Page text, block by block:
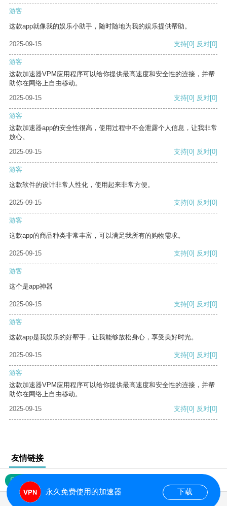
游客
这款app就像我的娱乐小助手，随时随地为我的娱乐提供帮助。
2025-09-15 支持[0] 反对[0]
游客
这款加速器VPM应用程序可以给你提供最高速度和安全性的连接，并帮
助你在网络上自由移动。
2025-09-15
支持[0] 反对[0]
游客
这款加速器app的安全性很高，使用过程中不会泄露个人信息，让我非常
放心。
2025-09-15
支持[0] 反对[0]
游客
这款软件的设计非常人性化，使用起来非常方便。
2025-09-15 支持[0] 反对[0]
游客
这款app的商品种类非常丰富，可以满足我所有的购物需求。
2025-09-15 支持[0] 反对[0]
游客
这个是app神器
2025-09-15 支持[0] 反对[0]
游客
这款app是我娱乐的好帮手，让我能够放松身心，享受美好时光。
2025-09-15 支持[0] 反对[0]
游客
这款加速器VPM应用程序可以给你提供最高速度和安全性的连接，并帮
助你在网络上自由移动。
2025-09-15
支持[0] 反对[0]
友情链接
网站地图
永久免费使用的加速器 下载